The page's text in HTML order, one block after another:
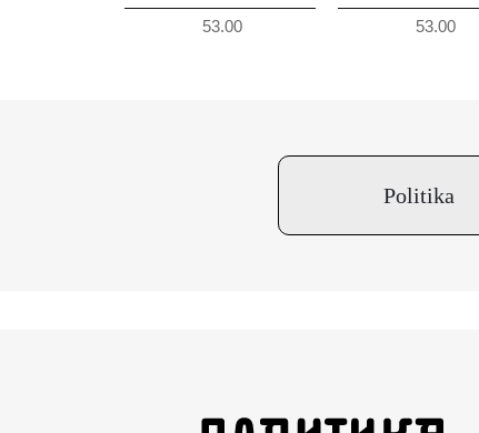
53.00 53.00
Politika